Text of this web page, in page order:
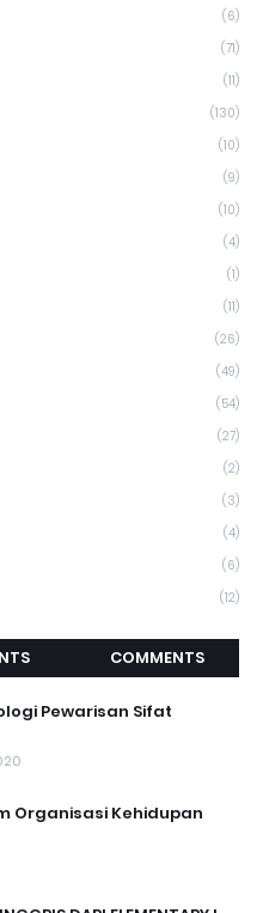
(6)
(71)
(11)
(130)
(10)
(9)
(10)
(4)
(1)
(11)
(26)
(49)
(54)
(27)
(2)
(3)
(4)
(6)
(12)
COMMENTS
Pewarisan Sifat
Organisasi Kehidupan